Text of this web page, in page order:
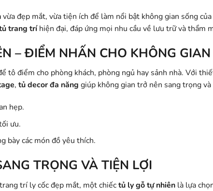
vừa đẹp mắt, vừa tiện ích để làm nổi bật không gian sống
trang tríhiện đại, đáp ứng mọi nhu cầu về lưu trữ và thẩm
– ĐIỂM NHẤN CHO KHÔNG GIAN
tô điểm cho phòng khách, phòng ngủ hay sảnh nhà. Với
, tủ decor đa năng giúp không gian trở nên sang trọng và
hẹp.
ưu.
bày các món đồ yêu thích.
TRỌNG VÀ TIỆN LỢI
trí ly cốc đẹp mắt, một chiếctủ ly gỗ tự nhiên là lựa